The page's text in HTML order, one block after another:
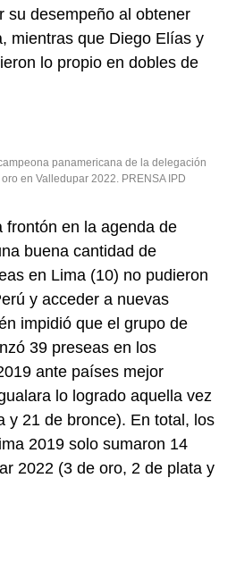
su desempeño al obtener
mientras que Diego Elías y
lo propio en dobles de
panamericana de la delegación
en Valledupar 2022. PRENSA IPD
frontón en la agenda de
buena cantidad de
en Lima (10) no pudieron
y acceder a nuevas
impidió que el grupo de
39 preseas en los
ante países mejor
lo logrado aquella vez
y 21 de bronce). En total, los
2019 solo sumaron 14
2022 (3 de oro, 2 de plata y